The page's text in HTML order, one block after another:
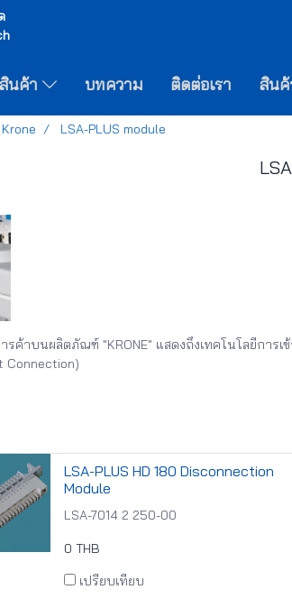
สินค้า บทความ ติดต่อเรา สิน
Krone LSA-PLUS module
รค้าบนผลิตภัณฑ์ "KRONE" แสดงถึงเทคโนโลยีกา
Connection)
LSA-PLUS HD 180 Disconnection
Module
LSA-7014 2 250-00
0 THB
เปรียบเทียบ